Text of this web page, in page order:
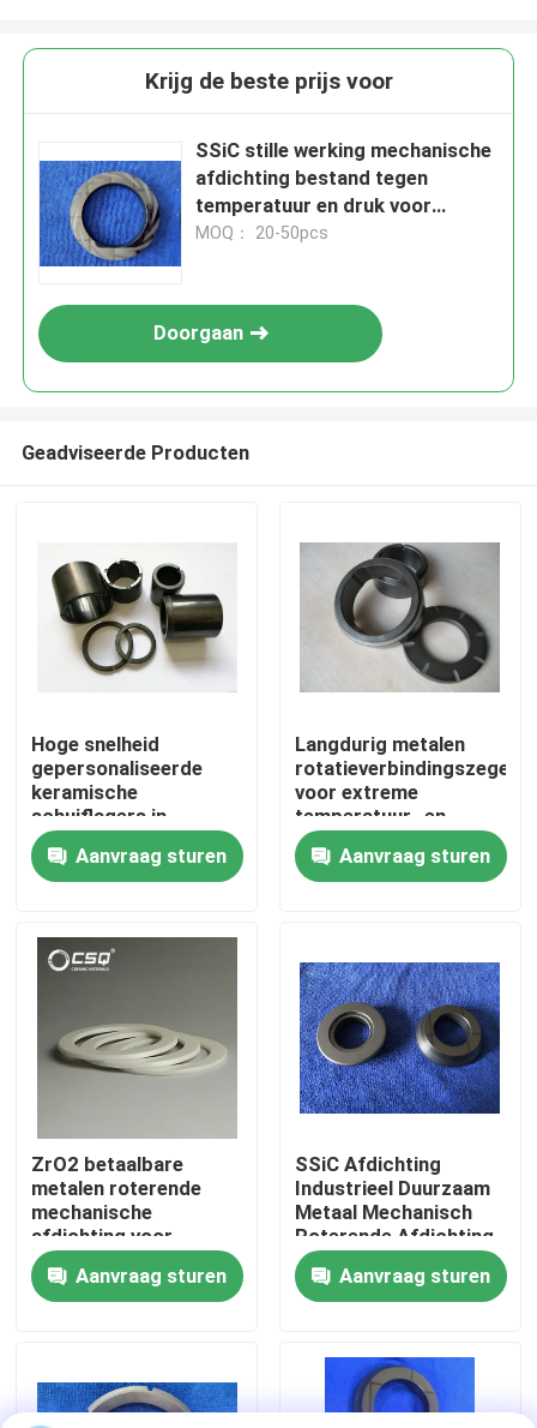
Huis
Producten
VR toon
Over ons
Fabrieksreis
Neem contact met ons op
Verzoek om een Citaat
608 Ceramische Lagers
Krijg de beste prijs voor
SSiC stille werking mechanische
afdichting bestand tegen
temperatuur en druk voor
roterende machine
MOQ： 20-50pcs
Doorgaan
Geadviseerde Producten
Hoge snelheid
gepersonaliseerde
keramische
schuiflagers in
machines
Aanvraag sturen
Langdurig metalen
rotatieverbindingszegel
voor extreme
temperatuur- en
drukomgevingen
Aanvraag sturen
ZrO2 betaalbare
metalen roterende
mechanische
afdichting voor
temperatuur- en
druktoepassingen
Aanvraag sturen
SSiC Afdichting
Industrieel Duurzaam
Metaal Mechanisch
Roterende Afdichting
Aanvraag sturen